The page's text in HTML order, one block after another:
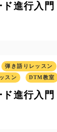
ド進行入
弾き語りレッスン
スン DTM教室
ド進行入